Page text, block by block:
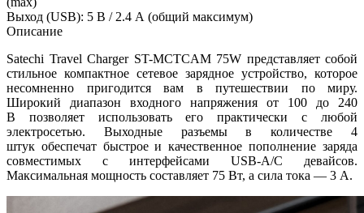
Выход (USB): 5 В / 2.4 А (общий максимум)
Описание
Satechi Travel Charger ST-MCTCAM 75W представляет собой
стильное компактное сетевое зарядное устройство, которое
несомненно пригодится вам в путешествии по миру.
Широкий диапазон входного напряжения от 100 до 240
В позволяет использовать его практически с любой
электросетью. Выходные разъемы в количестве 4
штук обеспечат быстрое и качественное пополнение заряда
совместимых с интерфейсами USB-A/C девайсов.
Максимальная мощность составляет 75 Вт, а сила тока — 3 А.